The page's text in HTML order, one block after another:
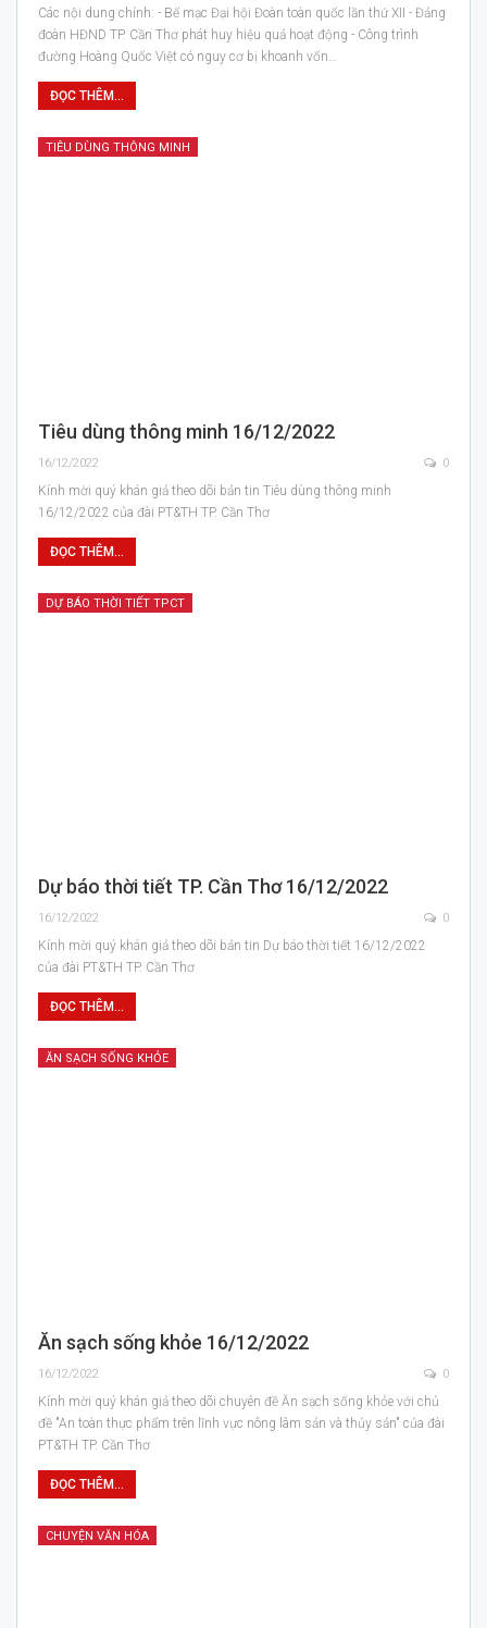
Các nội dung chính: - Bế mạc Đại hội Đoàn toàn quốc lần thứ XII - Đảng
đoàn HĐND TP. Cần Thơ phát huy hiệu quả hoạt động - Công trình
đường Hoàng Quốc Việt có nguy cơ bị khoanh vốn…
ĐỌC THÊM...
TIÊU DÙNG THÔNG MINH
Tiêu dùng thông minh 16/12/2022
16/12/2022 0
Kính mời quý khán giả theo dõi bản tin Tiêu dùng thông minh
16/12/2022 của đài PT&TH TP. Cần Thơ
ĐỌC THÊM...
DỰ BÁO THỜI TIẾT TPCT
Dự báo thời tiết TP. Cần Thơ 16/12/2022
16/12/2022 0
Kính mời quý khán giả theo dõi bản tin Dự báo thời tiết 16/12/2022
của đài PT&TH TP. Cần Thơ
ĐỌC THÊM...
ĂN SẠCH SỐNG KHỎE
Ăn sạch sống khỏe 16/12/2022
16/12/2022 0
Kính mời quý khán giả theo dõi chuyên đề Ăn sạch sống khỏe với chủ
đề "An toàn thực phẩm trên lĩnh vực nông lâm sản và thủy sản" của đài
PT&TH TP. Cần Thơ
ĐỌC THÊM...
CHUYỆN VĂN HÓA